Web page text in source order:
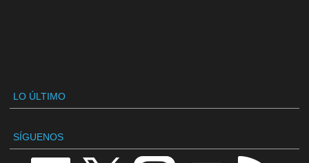
LO ÚLTIMO
SÍGUENOS